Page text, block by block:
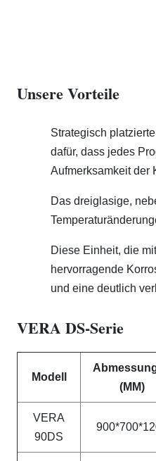
Unsere Vorteile
Strategisch
dafür, dass jedes
Aufmerksamkeit der
Das dreiglasige,
Diese Einheit, die
hervorragende
und eine deutlich
VERA DS-Serie
Modell
(MM)
VERA
90DS